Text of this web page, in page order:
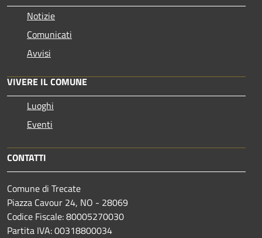
Notizie
Comunicati
Avvisi
VIVERE IL COMUNE
Luoghi
Eventi
CONTATTI
Comune di Trecate
Piazza Cavour 24, NO - 28069
Codice Fiscale: 80005270030
Partita IVA: 00318800034